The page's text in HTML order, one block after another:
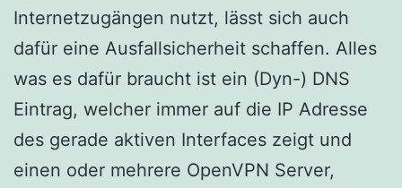
Internetzugängen nutzt, lässt sich auch
dafür eine Ausfallsicherheit schaffen. Alles
was es dafür braucht ist ein (Dyn-) DNS
Eintrag, welcher immer auf die IP Adresse
des gerade aktiven Interfaces zeigt und
einen oder mehrere OpenVPN Server,